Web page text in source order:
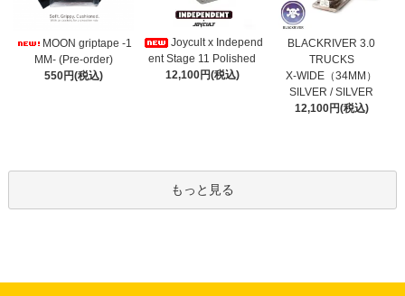
MOON griptape -1
MM- (Pre-order)
550円(税込)
Joycult x Independ
ent Stage 11 Polished
12,100円(税込)
BLACKRIVER 3.0
TRUCKS
X-WIDE（34MM）
SILVER / SILVER
12,100円(税込)
もっと見る